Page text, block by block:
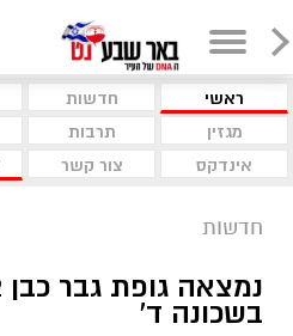
ראשי חדשות
מגזין
תרבות
אינדקס
צור קשר
חדשות
בשכונה ד'